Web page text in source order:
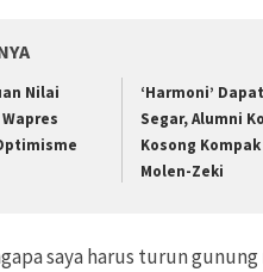
Nilai
‘Harmoni’
Segar, Alumni
Kosong
Molen-Zeki
saya harus turun